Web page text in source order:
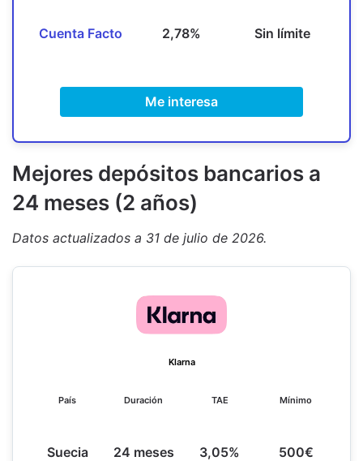
Cuenta Facto 2,78% Sin límite
Me interesa
Mejores depósitos bancarios a
24 meses (2 años)
Datos actualizados a 31 de julio de 2026.
Klarna
País
Suecia
Duración
24 meses
TAE
3,05%
Mínimo
500€